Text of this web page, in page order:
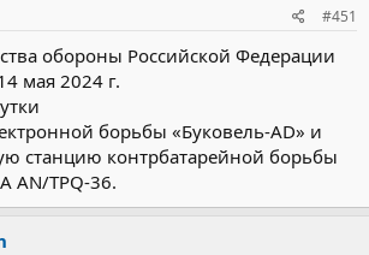
#451
обороны Российской Федерации
мая 2024 г.
борьбы «Буковель-AD» и
станцию контрбатарейной борьбы
AN/TPQ-36.